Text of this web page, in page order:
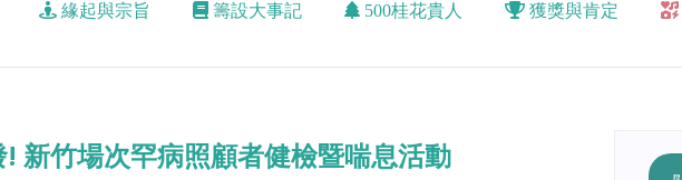
緣起與宗旨 籌設大事記 500桂花貴人 獲獎與肯定
新竹場次罕病照顧者健檢暨喘息活動